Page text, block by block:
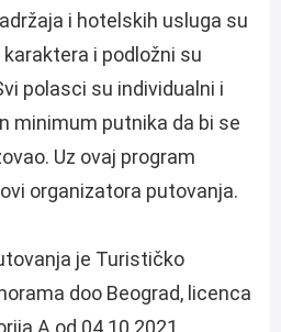
i hotelskih usluga su
i podložni su
polasci su individualni i
minimum putnika da bi se
Uz ovaj program
organizatora putovanja.
je Turističko
doo Beograd, licenca